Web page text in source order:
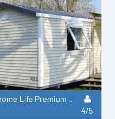
Mobilhome Life Premium 32M² Premium - 2 Habitaciones +Tv +Lavavajilla (Adaptado Para Discapacitados)
4/5